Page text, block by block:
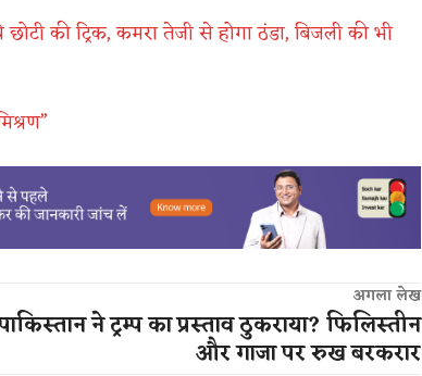
की ट्रिक, कमरा तेजी से होगा ठंडा, बिजली की भी
अगला लेख
ने ट्रम्प का प्रस्ताव ठुकराया? फिलिस्तीन
और गाजा पर रुख बरकरार